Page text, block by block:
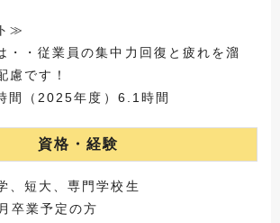
≫
・・従業員の集中力回復と疲れを溜
慮です！
間（2025年度）6.1時間
資格・経験
、短大、専門学校生
業予定の方